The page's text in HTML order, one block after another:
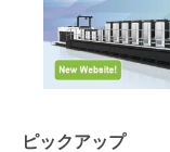
ピックアップ